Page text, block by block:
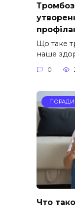
Що таке
наше
0
ПОРАДИ
Что